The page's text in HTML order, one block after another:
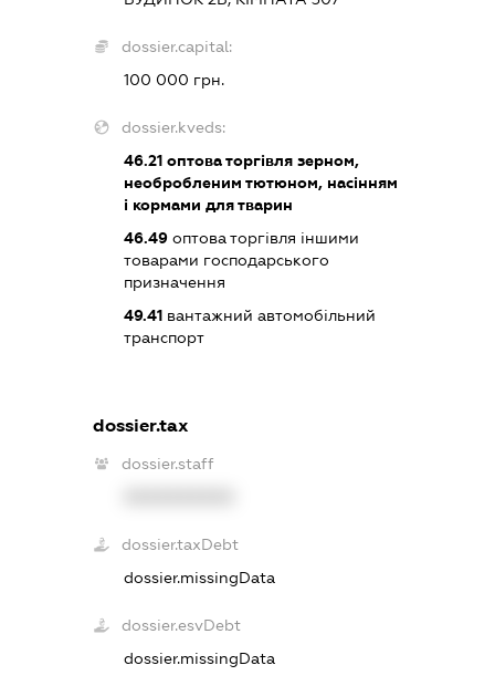
dossier.capital:
100 000 грн.
dossier.kveds:
46.21 оптова торгівля зерном,
необробленим тютюном, насінням
і кормами для тварин
46.49 оптова торгівля іншими
товарами господарського
призначення
49.41 вантажний автомобільний
транспорт
dossier.tax
dossier.staff
dossier.taxDebt
dossier.missingData
dossier.esvDebt
dossier.missingData